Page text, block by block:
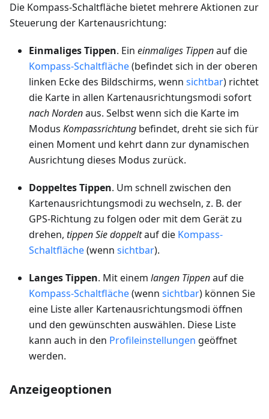
Die Kompass-Schaltfläche bietet mehrere Aktionen zur
Steuerung der Kartenausrichtung:
Einmaliges Tippen. Ein einmaliges Tippenauf die
Kompass-Schaltfläche(befindet sich in der oberen
linken Ecke des Bildschirms, wenn sichtbar) richtet
die Karte in allen Kartenausrichtungsmodi sofort
nach Nordenaus. Selbst wenn sich die Karte im
Modus Kompassrichtung befindet, dreht sie sich für
einen Moment und kehrt dann zur dynamischen
Ausrichtung dieses Modus zurück.
Doppeltes Tippen. Um schnell zwischen den
Kartenausrichtungsmodi zu wechseln, z. B. der
GPS-Richtung zu folgen oder mit dem Gerät zu
drehen, tippen Sie doppeltauf die Kompass-
Schaltfläche(wenn sichtbar).
Langes Tippen. Mit einem langen Tippenauf die
Kompass-Schaltfläche(wenn sichtbar) können Sie
eine Liste aller Kartenausrichtungsmodi öffnen
und den gewünschten auswählen. Diese Liste
kann auch in den Profileinstellungen geöffnet
werden.
Anzeigeoptionen